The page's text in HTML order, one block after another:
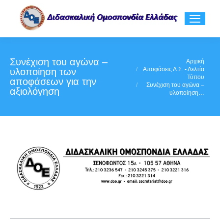
Συνέχιση του αγώνα –
υλοποίηση των
αποφάσεων για την
αξιολόγηση
Αρχική
Αποφάσεις Δ.Σ. - Δελτία
Τύπου
Συνέχιση του αγώνα –
υλοποίηση…